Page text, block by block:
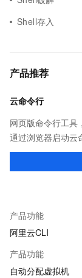
Shell存入
产品推荐
云命令行
网页版命令行工具
通过浏览器启动云
机，并预装CLI、
产品功能
阿里云CLI
产品功能
自动分配虚拟机